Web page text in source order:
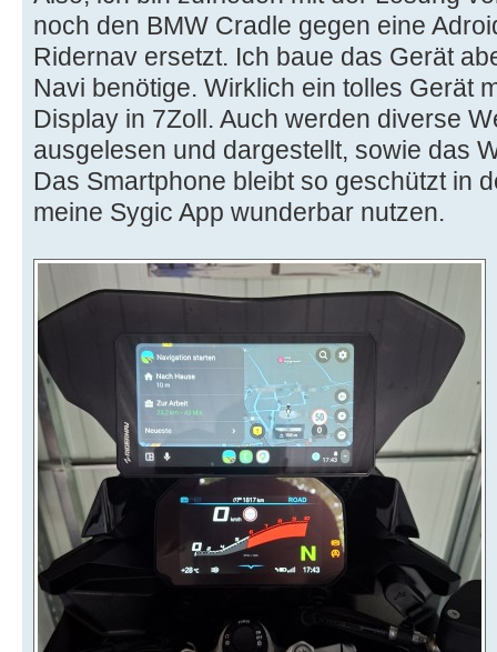
noch den BMW Cradle gegen eine
Ridernav ersetzt. Ich baue das Gerät
Navi benötige. Wirklich ein tolles Gerät
Display in 7Zoll. Auch werden diverse
ausgelesen und dargestellt, sowie das
Das Smartphone bleibt so geschützt in
meine Sygic App wunderbar nutzen.